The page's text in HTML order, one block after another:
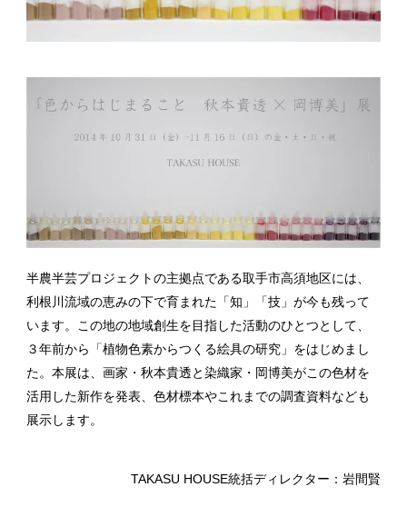
半農半芸プロジェクトの主拠点である取手市高須地区には、
利根川流域の恵みの下で育まれた「知」「技」が今も残って
います。この地の地域創生を目指した活動のひとつとして、
３年前から「植物色素からつくる絵具の研究」をはじめまし
た。本展は、画家・秋本貴透と染織家・岡博美がこの色材を
活用した新作を発表、色材標本やこれまでの調査資料なども
展示します。
TAKASU HOUSE統括ディレクター：岩間賢